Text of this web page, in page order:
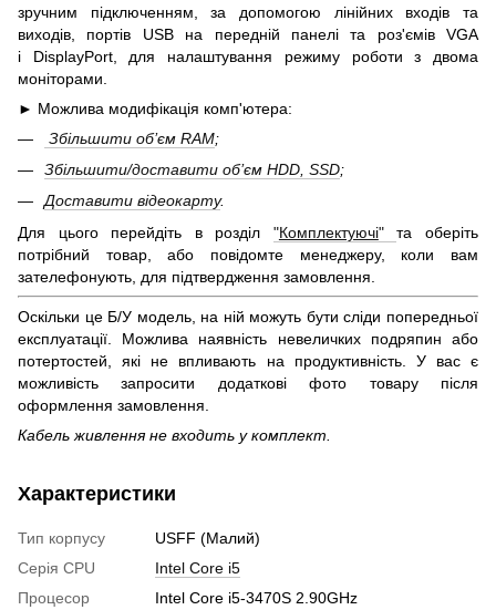
зручним підключенням, за допомогою лінійних входів та
виходів, портів USB на передній панелі та роз'ємів VGA
і DisplayPort, для налаштування режиму роботи з двома
моніторами.
► Можлива модифікація комп'ютера:
Збільшити об’єм RAM;
Збільшити/доставити об’єм HDD, SSD;
Доставити відеокарту.
Для цього перейдіть в розділ "Комплектуючі"та оберіть
потрібний товар, або повідомте менеджеру, коли вам
зателефонують, для підтвердження замовлення.
Оскільки це Б/У модель, на ній можуть бути сліди попередньої
експлуатації. Можлива наявність невеличких подряпин або
потертостей, які не впливають на продуктивність. У вас є
можливість запросити додаткові фото товару після
оформлення замовлення.
Кабель живлення не входить у комплект.
Характеристики
Тип корпусу
USFF (Малий)
Серія CPU
Intel Core i5
Процесор
Intel Core i5-3470S 2.90GHz